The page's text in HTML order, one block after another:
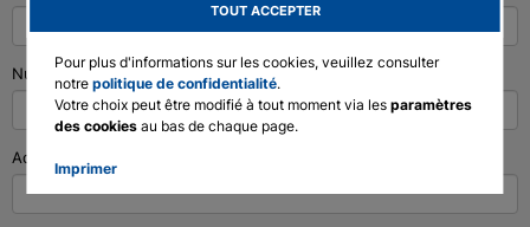
TOUT ACCEPTER
Pour plus d'informations sur les cookies, veuillez consulter
notrepolitique de confidentialité.
Votre choix peut être modifié à tout moment via lesparamètres
des cookies au bas de chaque page.
Imprimer
Deutsch
Francais
Numéro de client
Adresse